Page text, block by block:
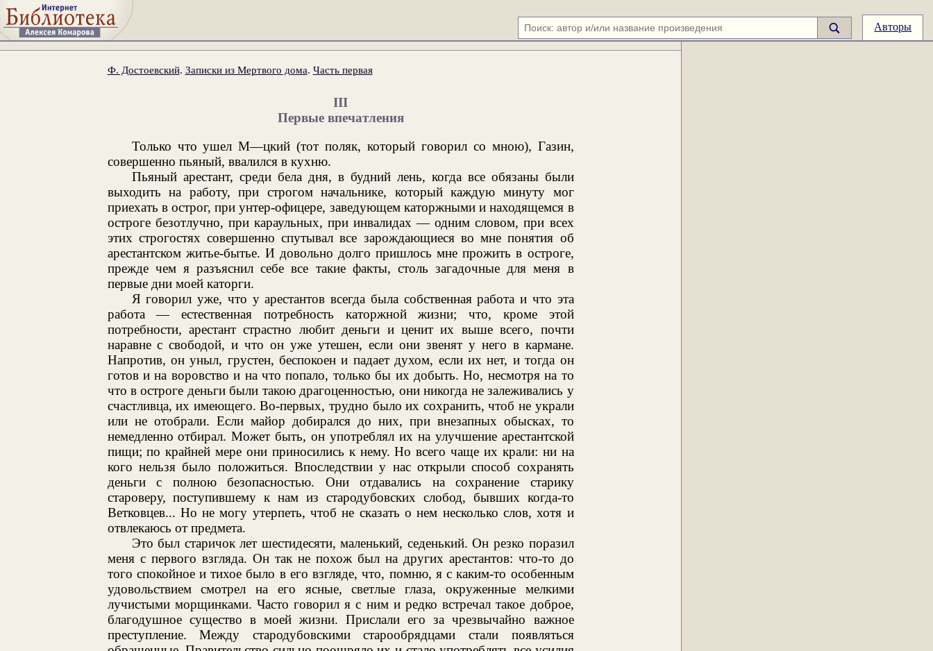
Авторы
Ф. Достоевский. Записки из Мертвого дома. Часть первая
III
Первые впечатления
Только что ушел М—цкий (тот поляк, который говорил со мною), Газин,
совершенно пьяный, ввалился в кухню.
Пьяный арестант, среди бела дня, в будний лень, когда все обязаны были
выходить на работу, при строгом начальнике, который каждую минуту мог
приехать в острог, при унтер-офицере, заведующем каторжными и находящемся в
остроге безотлучно, при караульных, при инвалидах — одним словом, при всех
этих строгостях совершенно спутывал все зарождающиеся во мне понятия об
арестантском житье-бытье. И довольно долго пришлось мне прожить в остроге,
прежде чем я разъяснил себе все такие факты, столь загадочные для меня в
первые дни моей каторги.
Я говорил уже, что у арестантов всегда была собственная работа и что эта
работа — естественная потребность каторжной жизни; что, кроме этой
потребности, арестант страстно любит деньги и ценит их выше всего, почти
наравне с свободой, и что он уже утешен, если они звенят у него в кармане.
Напротив, он уныл, грустен, беспокоен и падает духом, если их нет, и тогда он
готов и на воровство и на что попало, только бы их добыть. Но, несмотря на то
что в остроге деньги были такою драгоценностью, они никогда не залеживались у
счастливца, их имеющего. Во-первых, трудно было их сохранить, чтоб не украли
или не отобрали. Если майор добирался до них, при внезапных обысках, то
немедленно отбирал. Может быть, он употреблял их на улучшение арестантской
пищи; по крайней мере они приносились к нему. Но всего чаще их крали: ни на
кого нельзя было положиться. Впоследствии у нас открыли способ сохранять
деньги с полною безопасностью. Они отдавались на сохранение старику
староверу, поступившему к нам из стародубовских слобод, бывших когда-то
Ветковцев... Но не могу утерпеть, чтоб не сказать о нем несколько слов, хотя и
отвлекаюсь от предмета.
Это был старичок лет шестидесяти, маленький, седенький. Он резко поразил
меня с первого взгляда. Он так не похож был на других арестантов: что-то до
того спокойное и тихое было в его взгляде, что, помню, я с каким-то особенным
удовольствием смотрел на его ясные, светлые глаза, окруженные мелкими
лучистыми морщинками. Часто говорил я с ним и редко встречал такое доброе,
благодушное существо в моей жизни. Прислали его за чрезвычайно важное
преступление. Между стародубовскими старообрядцами стали появляться